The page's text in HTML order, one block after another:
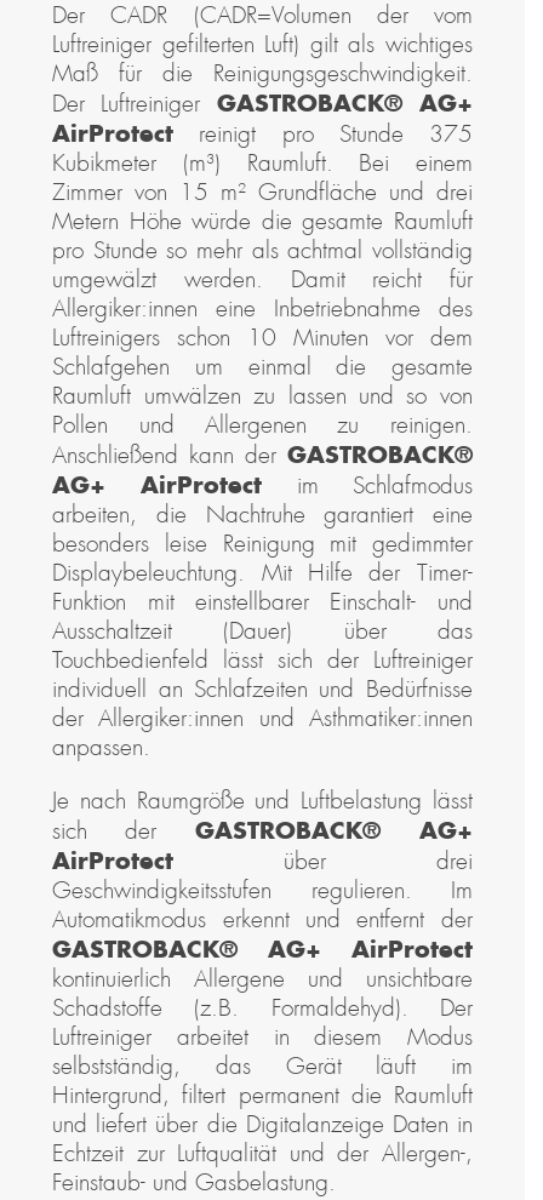
Der CADR (CADR=Volumen der vom
Luftreiniger gefilterten Luft) gilt als wichtiges
Maß für die Reinigungsgeschwindigkeit.
Der Luftreiniger GASTROBACK® AG+
AirProtect reinigt pro Stunde 375
Kubikmeter (m³) Raumluft. Bei einem
Zimmer von 15 m² Grundfläche und drei
Metern Höhe würde die gesamte Raumluft
pro Stunde so mehr als achtmal vollständig
umgewälzt werden. Damit reicht für
Allergiker:innen eine Inbetriebnahme des
Luftreinigers schon 10 Minuten vor dem
Schlafgehen um einmal die gesamte
Raumluft umwälzen zu lassen und so von
Pollen und Allergenen zu reinigen.
Anschließend kann der GASTROBACK®
AG+ AirProtect im Schlafmodus
arbeiten, die Nachtruhe garantiert eine
besonders leise Reinigung mit gedimmter
Displaybeleuchtung. Mit Hilfe der Timer-
Funktion mit einstellbarer Einschalt- und
Ausschaltzeit (Dauer) über das
Touchbedienfeld lässt sich der Luftreiniger
individuell an Schlafzeiten und Bedürfnisse
der Allergiker:innen und Asthmatiker:innen
anpassen.
Je nach Raumgröße und Luftbelastung lässt
sich der GASTROBACK® AG+
AirProtect über drei
Geschwindigkeitsstufen regulieren. Im
Automatikmodus erkennt und entfernt der
GASTROBACK® AG+ AirProtect
kontinuierlich Allergene und unsichtbare
Schadstoffe (z.B. Formaldehyd). Der
Luftreiniger arbeitet in diesem Modus
selbstständig, das Gerät läuft im
Hintergrund, filtert permanent die Raumluft
und liefert über die Digitalanzeige Daten in
Echtzeit zur Luftqualität und der Allergen-,
Feinstaub- und Gasbelastung.